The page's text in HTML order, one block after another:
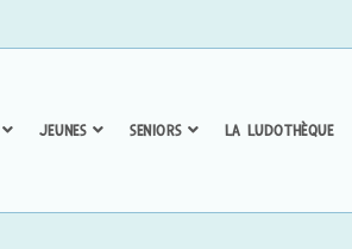
JEUNES SENIORS LA LUDOTHÈQUE